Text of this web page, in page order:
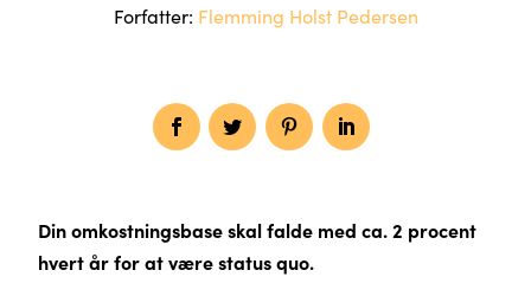
Forfatter: Flemming Holst Pedersen
Din omkostningsbase skal falde med ca. 2 procent
hvert år for at være status quo.